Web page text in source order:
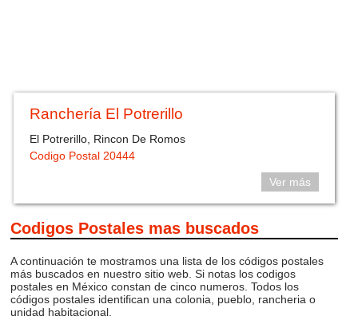
Ranchería El Potrerillo
El Potrerillo, Rincon De Romos
Codigo Postal 20444
Ver más
Codigos Postales mas buscados
A continuación te mostramos una lista de los códigos postales
más buscados en nuestro sitio web. Si notas los codigos
postales en México constan de cinco numeros. Todos los
códigos postales identifican una colonia, pueblo, rancheria o
unidad habitacional.